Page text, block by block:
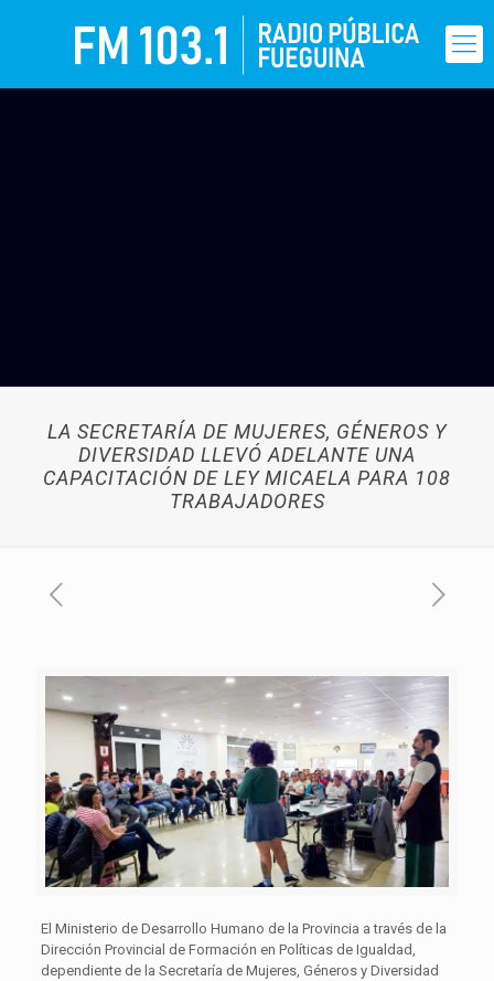
LA SECRETARÍA DE MUJERES, GÉNEROS Y
DIVERSIDAD LLEVÓ ADELANTE UNA
CAPACITACIÓN DE LEY MICAELA PARA 108
TRABAJADORES
El Ministerio de Desarrollo Humano de la Provincia a través de la
Dirección Provincial de Formación en Políticas de Igualdad,
dependiente de la Secretaría de Mujeres, Géneros y Diversidad